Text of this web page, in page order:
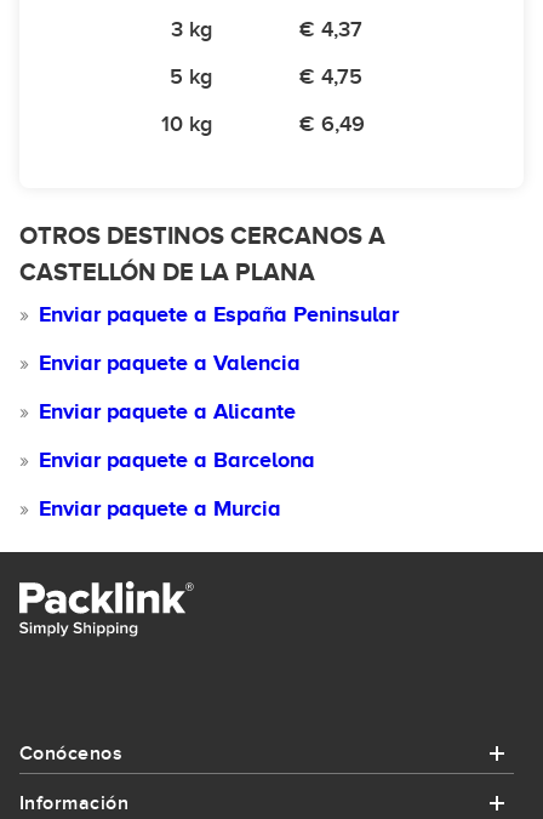
3 kg
€ 4,37
5 kg
€ 4,75
10 kg
€ 6,49
OTROS DESTINOS CERCANOS A
CASTELLÓN DE LA PLANA
Enviar paquete a España Peninsular
Enviar paquete a Valencia
Enviar paquete a Alicante
Enviar paquete a Barcelona
Enviar paquete a Murcia
Conócenos
Información